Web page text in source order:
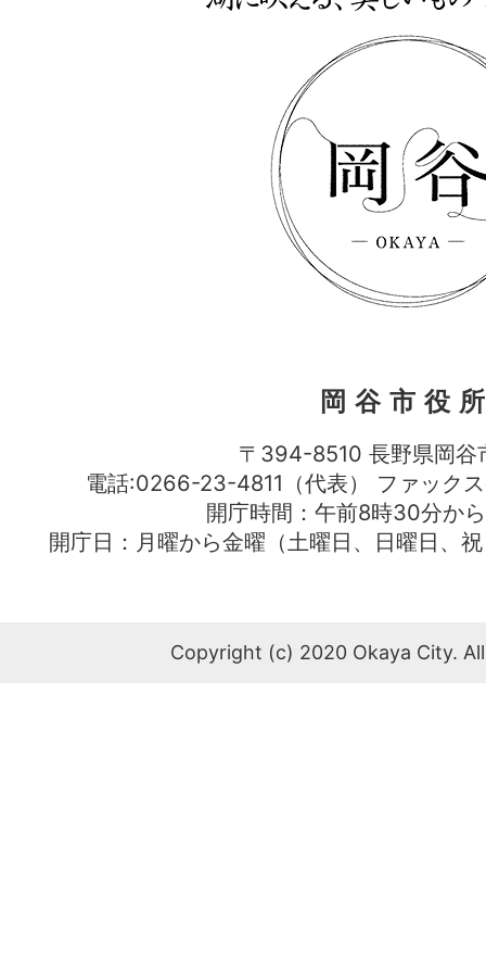
岡谷市役
〒394-8510 長野県岡谷
電話:0266-23-4811（代表） ファッ
開庁時間：午前8時30分か
開庁日：月曜から金曜（土曜日、日曜日、
Copyright (c) 2020 Okaya City.